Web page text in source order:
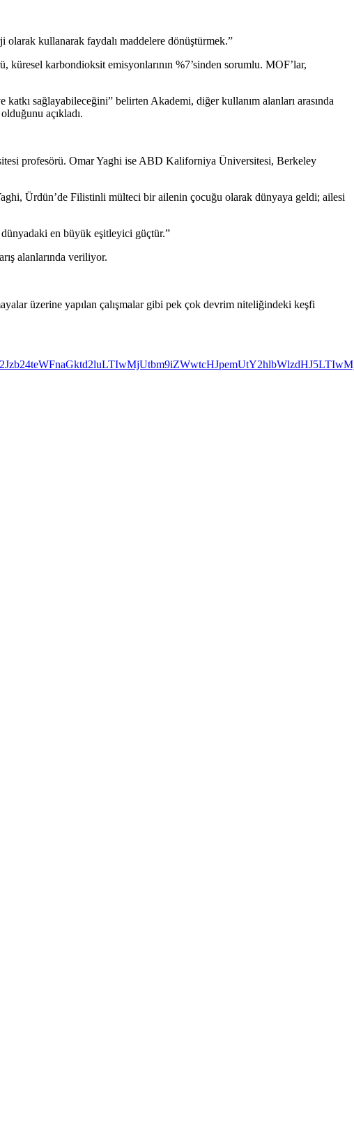
kullanarak faydalı maddelere dönüştürmek.”
karbondioksit emisyonlarının %7’sinden sorumlu. MOF’lar,
sağlayabileceğini” belirten Akademi, diğer kullanım alanları arasında
açıkladı.
profesörü. Omar Yaghi ise ABD Kaliforniya Üniversitesi, Berkeley
Ürdün’de Filistinli mülteci bir ailenin çocuğu olarak dünyaya geldi; ailesi
en büyük eşitleyici güçtür.”
alanlarında veriliyor.
üzerine yapılan çalışmalar gibi pek çok devrim niteliğindeki keşfi